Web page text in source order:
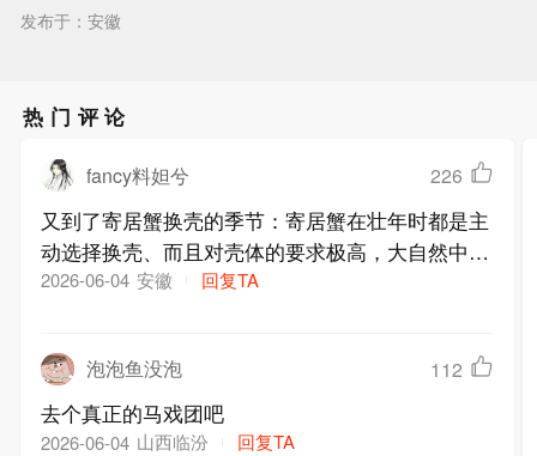
发布于：安徽
热门评论
fancy料妲兮 226
又到了寄居蟹换壳的季节：寄居蟹在壮年时都是主
动选择换壳、而且对壳体的要求极高，大自然中寄
居蟹对那种新鲜、联盟前十的大腿级壳表现的尤为
指、结果就拿了2个、其中一个缩水一个还是雷阿
伦牌的。此后寄居蟹的壳变得脆弱、于是寄居蟹又
开启了流寇式换壳之旅。如今暮年的老寄居蟹已到
2026-06-04 安徽 回复TA
泡泡鱼没泡 112
去个真正的马戏团吧
2026-06-04 山西临汾 回复TA